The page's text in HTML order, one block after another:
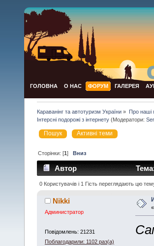
ГОЛОВНА О НАС ФОРУМ ГАЛЕРЕЯ
Караванінг та автотуризм України » Про наші
Інтерсні подорожі з інтернету (Модератори:
Пошук Активні теми
Сторінки: [1]Вниз
Автор
0 Користувачів і 1 Гість переглядають цю
Nikki
Администратор
Повідомлень: 21231
Поблагодарили: 1102 раз(а)
«